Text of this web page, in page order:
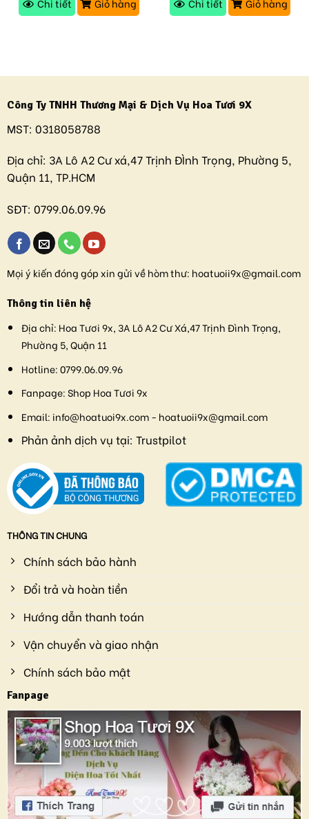
Chi tiết
Giỏ hàng
Chi tiết
Giỏ hàng
Công Ty TNHH Thương Mại & Dịch Vụ Hoa Tươi 9X
MST: 0318058788
Địa chỉ: 3A Lô A2 Cư xá,47 Trịnh ĐÌnh Trọng, Phường 5,
Quận 11, TP.HCM
SĐT: 0799.06.09.96
Mọi ý kiến đóng góp xin gửi về hòm thư: hoatuoii9x@gmail.com
Thông tin liên hệ
Địa chỉ: Hoa Tươi 9x, 3A Lô A2 Cư Xá,47 Trịnh Đình Trọng,
Phường 5, Quận 11
Hotline:0799.06.09.96
Fanpage:Shop Hoa Tươi 9x
Email: info@hoatuoi9x.com - hoatuoii9x@gmail.com
Phản ảnh dịch vụ tại: Trustpilot
THÔNG TIN CHUNG
Chính sách bảo hành
Đổi trả và hoàn tiền
Hướng dẫn thanh toán
Vận chuyển và giao nhận
Chính sách bảo mật
Fanpage